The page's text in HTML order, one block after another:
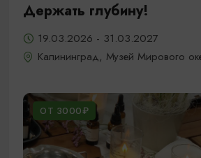
Держать глубину!
19.03.2026 - 31.03.2027
Калининград, Музей Мирового
ОТ 3000₽